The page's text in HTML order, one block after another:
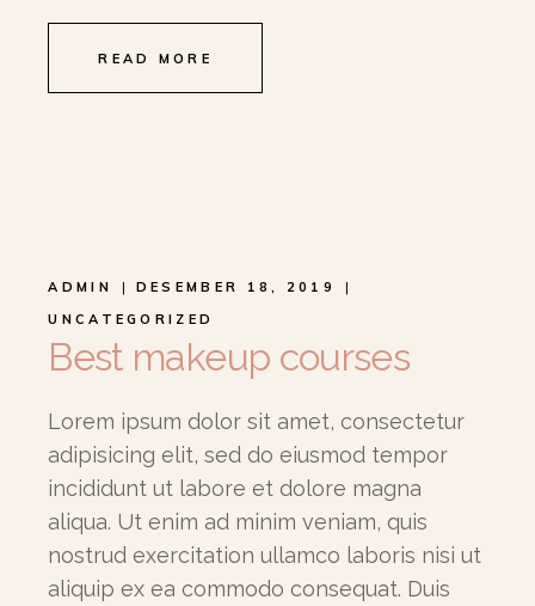
READ MORE
ADMIN
DESEMBER 18, 2019
UNCATEGORIZED
Best makeup courses
Lorem ipsum dolor sit amet, consectetur
adipisicing elit, sed do eiusmod tempor
incididunt ut labore et dolore magna
aliqua. Ut enim ad minim veniam, quis
nostrud exercitation ullamco laboris nisi ut
aliquip ex ea commodo consequat. Duis